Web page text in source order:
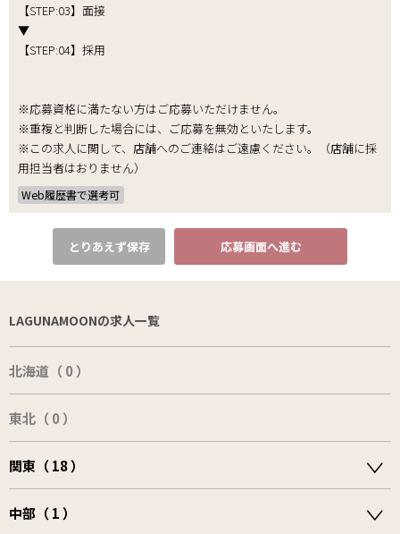
【STEP:03】面接
▼
【STEP:04】採用
※応募資格に満たない方はご応募いただけません。
※重複と判断した場合には、ご応募を無効といたします。
※この求人に関して、店舗へのご連絡はご遠慮ください。（店舗に採
用担当者はおりません）
Web履歴書で選考可
とりあえず保存 応募画面へ進む
LAGUNAMOONの求人一覧
北海道（ 0 ）
東北（ 0 ）
関東（ 18 ）
中部（ 1 ）